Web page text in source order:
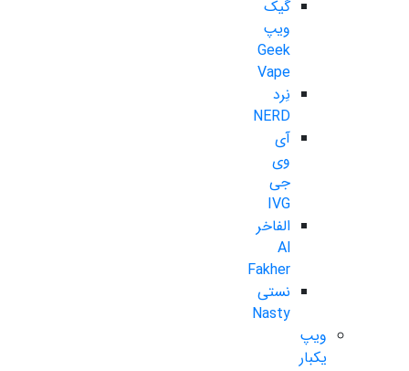
گیک
ویپ
Geek
Vape
نِرد
NERD
آی
وی
جی
IVG
الفاخر
Al
Fakher
نستی
Nasty
ویپ
یکبار